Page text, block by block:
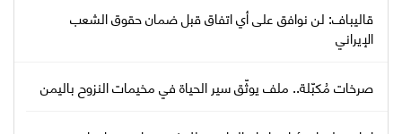
قاليباف: لن نوافق على أي اتفاق قبل ضمان حقوق الشعب
الإيراني
صرخات مُكبّلة.. ملف يوثّق سير الحياة في مخيمات النزوح باليمن